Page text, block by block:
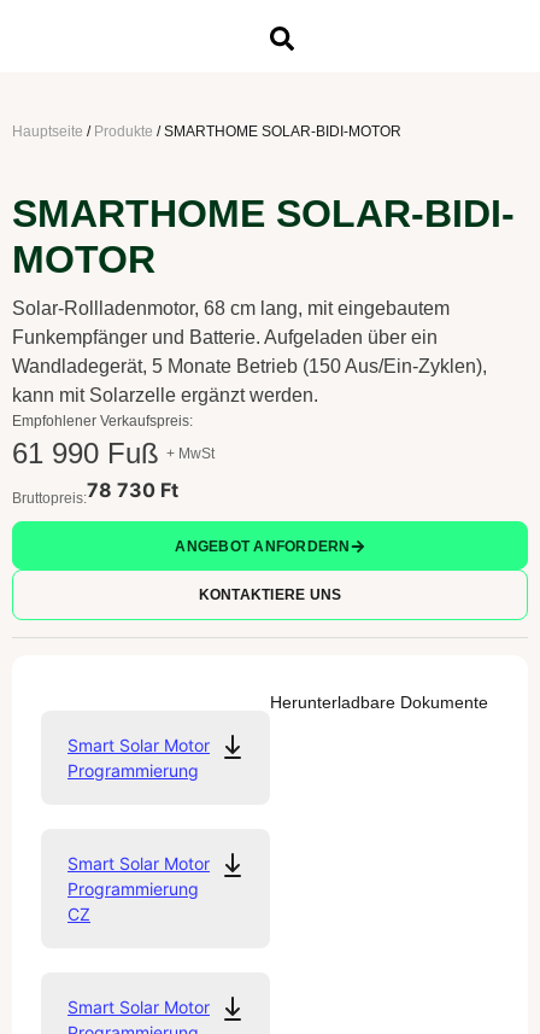
Hauptseite / Produkte /SMARTHOME SOLAR-BIDI-MOTOR
SMARTHOME SOLAR-BIDI-
MOTOR
Solar-Rollladenmotor, 68 cm lang, mit eingebautem
Funkempfänger und Batterie. Aufgeladen über ein
Wandladegerät, 5 Monate Betrieb (150 Aus/Ein-Zyklen),
kann mit Solarzelle ergänzt werden.
Empfohlener Verkaufspreis:
61 990 Fuß + MwSt
Bruttopreis:78 730 Ft
ANGEBOT ANFORDERN
KONTAKTIERE UNS
Herunterladbare Dokumente
Smart Solar Motor
Programmierung
Smart Solar Motor
Programmierung
CZ
Smart Solar Motor